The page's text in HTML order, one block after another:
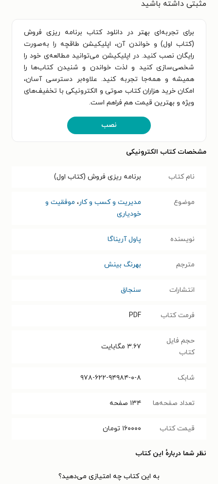
مثبتی داشته باشید
برای تجربه‌ای بهتر در دانلود کتاب برنامه ریزی فروش
(کتاب اول) و خواندن آن، اپلیکیشن طاقچه را به‌صورت
رایگان نصب کنید. در اپلیکیشن می‌توانید مطالعه‌ی خود را
شخصی‌سازی کنید و لذت خواندن و شنیدن کتاب‌ها را
همیشه و همه‌جا تجربه کنید. علاوه‌بر دسترسی آسان،
امکان خرید هزاران کتاب صوتی و الکترونیکی با تخفیف‌های
ویژه و بهترین قیمت هم فراهم است.
نصب
مشخصات کتاب الکترونیکی
نام کتاب برنامه ریزی فروش (کتاب اول)
موضوع مدیریت و کسب و کار، موفقیت و
خودیاری
نویسنده پاول آریناگا
مترجم بهرنگ بینش
انتشارات سنجاق
فرمت کتاب PDF
حجم فایل
کتاب
۳.۶۷ مگابایت
شابک ۹۷۸-۶۲۲-۹۴۹۸۴-۰-۸
تعداد صفحه‌ها ۱۳۴ صفحه
قیمت کتاب ۱۶۰۰۰۰ تومان
نظر شما دربارهٔ این کتاب
به این کتاب چه امتیازی می‌دهید؟